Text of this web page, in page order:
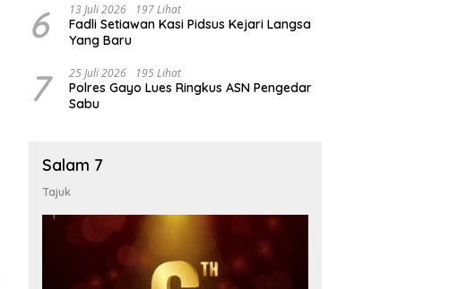
6 13 Juli 2026 197 Lihat
Fadli Setiawan Kasi Pidsus Kejari Langsa
Yang Baru
7 25 Juli 2026 195 Lihat
Polres Gayo Lues Ringkus ASN Pengedar
Sabu
Salam 7
Tajuk